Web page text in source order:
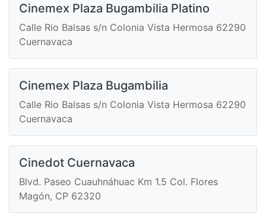
Cinemex Plaza Bugambilia Platino
Calle Rio Balsas s/n Colonia Vista Hermosa 62290
Cuernavaca
Cinemex Plaza Bugambilia
Calle Rio Balsas s/n Colonia Vista Hermosa 62290
Cuernavaca
Cinedot Cuernavaca
Blvd. Paseo Cuauhnáhuac Km 1.5 Col. Flores
Magón, CP 62320